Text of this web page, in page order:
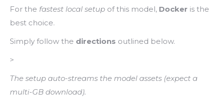
For the fastest local setup of this model, Docker is the
best choice.
Simply follow the directions outlined below.
>
The setup auto-streams the model assets (expect a
multi-GB download).